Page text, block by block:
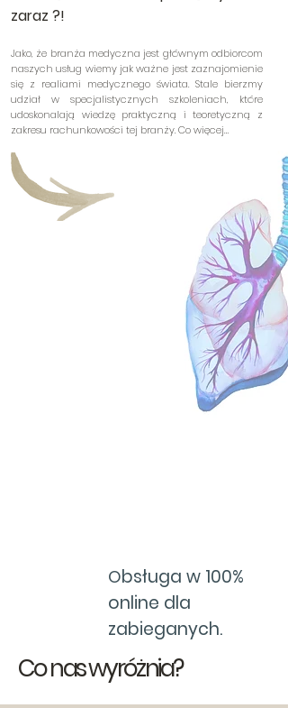
zaraz ?!
Jako, że branża medyczna jest głównym odbiorcom
naszych usług wiemy jak ważne jest zaznajomienie
się z realiami medycznego świata. Stale bierzmy
udział w specjalistycznych szkoleniach, które
udoskonalają wiedzę praktyczną i teoretyczną z
zakresu rachunkowości tej branży. Co więcej…
Obsługa w 100%
online dla
zabieganych.
Co nas wyróżnia?